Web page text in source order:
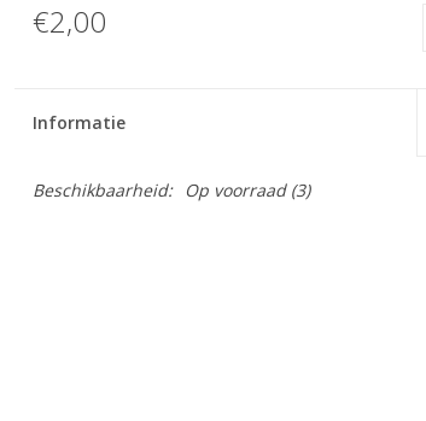
€2,00
Informatie
Beschikbaarheid: Op voorraad(3)